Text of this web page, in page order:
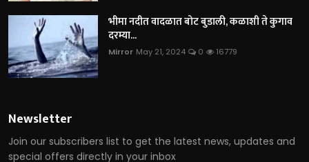
भीमा नदीत वादळात बोट बुडाली, कळाशी ते कुगाव
दरम्या...
Mirror May 21, 2024 0 16779
Newsletter
Join our subscribers list to get the latest news, updates and
special offers directly in your inbox